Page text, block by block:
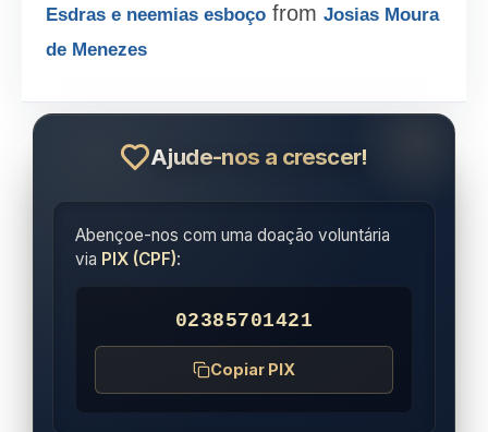
Esdras e neemias esboço from Josias Moura
de Menezes
Ajude-nos a crescer!
Abençoe-nos com uma doação voluntária
via PIX (CPF):
02385701421
Copiar PIX